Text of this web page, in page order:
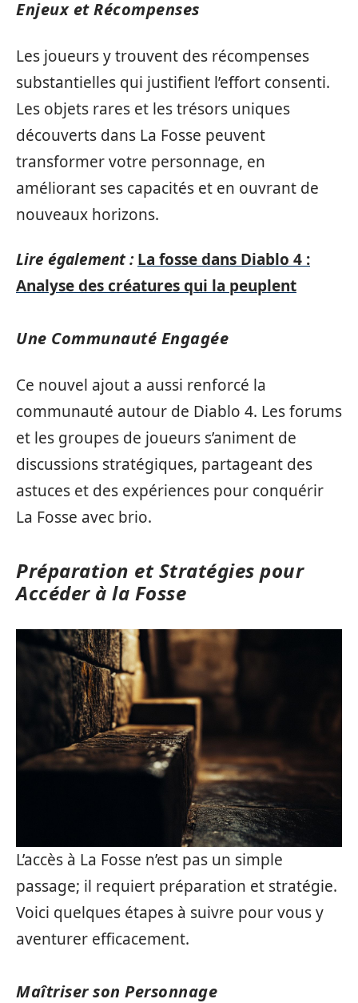
Enjeux et Récompenses
Les joueurs y trouvent des récompenses
substantielles qui justifient l’effort consenti.
Les objets rares et les trésors uniques
découverts dans La Fosse peuvent
transformer votre personnage, en
améliorant ses capacités et en ouvrant de
nouveaux horizons.
Lire également : La fosse dans Diablo 4 :
Analyse des créatures qui la peuplent
Une Communauté Engagée
Ce nouvel ajout a aussi renforcé la
communauté autour de Diablo 4. Les forums
et les groupes de joueurs s’animent de
discussions stratégiques, partageant des
astuces et des expériences pour conquérir
La Fosse avec brio.
Préparation et Stratégies pour
Accéder à la Fosse
L’accès à La Fosse n’est pas un simple
passage; il requiert préparation et stratégie.
Voici quelques étapes à suivre pour vous y
aventurer efficacement.
Maîtriser son Personnage